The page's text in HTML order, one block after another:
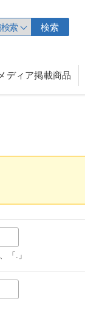
索
検索
メディア掲載商品
「.」